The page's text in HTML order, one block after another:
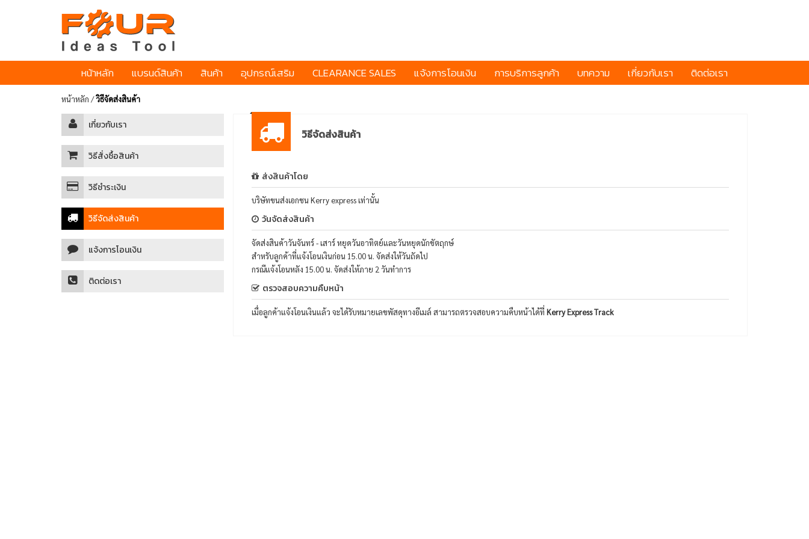
หน้าหลัก แบรนด์สินค้า สินค้า อุปกรณ์เสริม CLEARANCE SALES แจ้งการโอนเงิน การบริการลูกค้า บทความ เกี่ยวกับเรา ติดต่อเรา
หน้าหลัก /วิธีจัดส่งสินค้า
เกี่ยวกับเรา
วิธีสั่งซื้อสินค้า
วิธีชำระเงิน
วิธีจัดส่งสินค้า
แจ้งการโอนเงิน
ติดต่อเรา
วิธีจัดส่งสินค้า
ส่งสินค้าโดย
บริษัทขนส่งเอกชน Kerry express เท่านั้น
วันจัดส่งสินค้า
จัดส่งสินค้าวันจันทร์ - เสาร์ หยุดวันอาทิตย์และวันหยุดนักขัตฤกษ์
สำหรับลูกค้าที่แจ้งโอนเงินก่อน 15.00 น. จัดส่งให้วันถัดไป
กรณีแจ้งโอนหลัง 15.00 น. จัดส่งให้ภาย 2 วันทำการ
ตรวจสอบความคืบหน้า
เมื่อลูกค้าแจ้งโอนเงินแล้ว จะได้รับหมายเลขพัสดุทางอีเมล์ สามารถตรวจสอบความคืบหน้าได้ที่ Kerry Express Track